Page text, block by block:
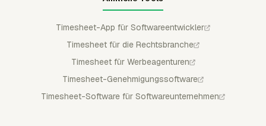
Timesheet-App für Softwareentwickler
Timesheet für die Rechtsbranche
Timesheet für Werbeagenturen
Timesheet-Genehmigungssoftware
Timesheet-Software für Softwareunternehmen